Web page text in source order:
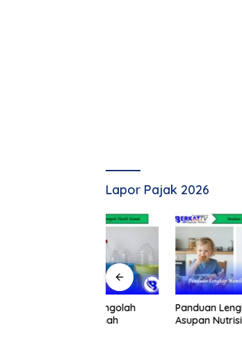
Lapor Pajak 2026
Panduan Lengkap Memilih
Asupan Nutrisi Anak